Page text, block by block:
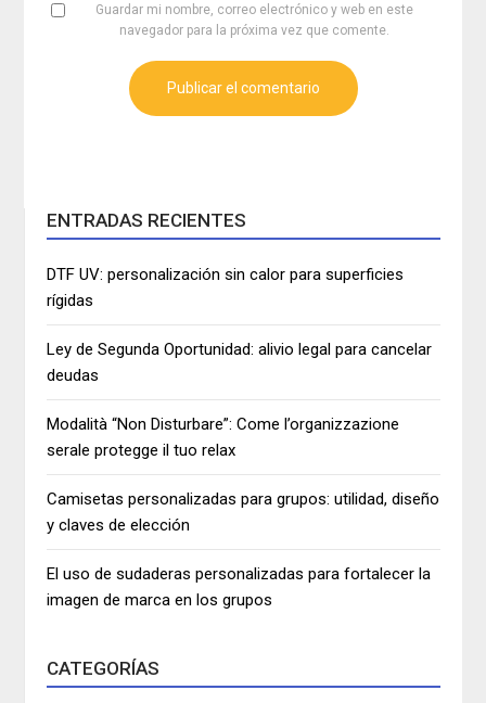
Guardar mi nombre, correo electrónico y web en este
navegador para la próxima vez que comente.
ENTRADAS RECIENTES
DTF UV: personalización sin calor para superficies
rígidas
Ley de Segunda Oportunidad: alivio legal para cancelar
deudas
Modalità “Non Disturbare”: Come l’organizzazione
serale protegge il tuo relax
Camisetas personalizadas para grupos: utilidad, diseño
y claves de elección
El uso de sudaderas personalizadas para fortalecer la
imagen de marca en los grupos
CATEGORÍAS